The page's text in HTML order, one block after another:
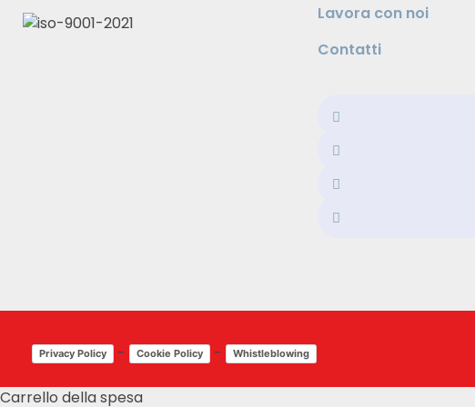
Lavora con noi
Contatti
Privacy Policy - Cookie Policy - Whistleblowing
Carrello della spesa